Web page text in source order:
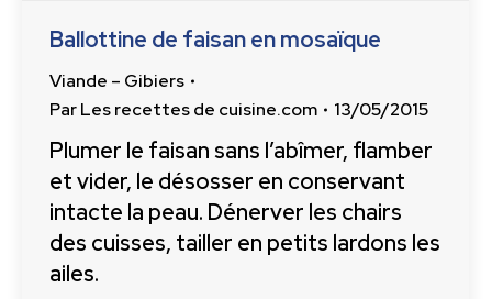
Ballottine de faisan en mosaïque
Viande – Gibiers
ParLes recettes de cuisine.com 13/05/2015
Plumer le faisan sans l’abîmer, flamber
et vider, le désosser en conservant
intacte la peau. Dénerver les chairs
des cuisses, tailler en petits lardons les
ailes.